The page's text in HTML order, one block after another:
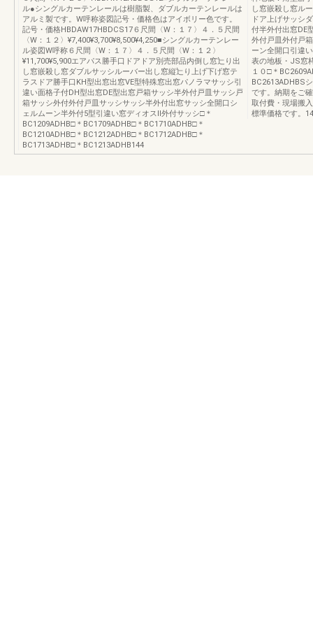
ル●シングルカーテンレールは樹脂製、ダブルカーテンレールは
アルミ製です。W呼称姿図記号・価格色はアイボリー色です。
記号・価格HBDAW17HBDCS17６尺間〈W：１７〉４．５尺間
〈W：１２〉¥7,400¥3,700¥8,500¥4,250■シングルカーテンレー
ル姿図W呼称６尺間〈W：１７〉４．５尺間〈W：１２〉
¥11,700¥5,900エアパス勝手口ドアドア別売部品内倒し窓辷り出
し窓嵌殺し窓ダブルサッシルーバー出し窓縦辷り上げ下げ窓テ
ラスドア勝手口KH型出窓出窓VE型特殊窓出窓パノラマサッシ引
違い面格子付DH型出窓DE型出窓戸箱サッシ半外付戸皿サッシ戸
箱サッシ外付外付戸皿サッシサッシ半外付出窓サッシ全開口シ
ェルムーン半外付5型引違い窓ディオスⅡ外付サッシ□＊
BC1209ADHB□＊BC1709ADHB□＊BC1710ADHB□＊
BC1210ADHB□＊BC1212ADHB□＊BC1712ADHB□＊
BC1713ADHB□＊BC1213ADHB144
し窓嵌殺し窓ル
ドア上げサッシ
付半外付出窓DE
外付戸皿外付戸
ーン全開口引違
表の地板・JS窓
１０□＊
BC2613ADHBS
です。納期をご
取付費・現場搬
標準価格です。